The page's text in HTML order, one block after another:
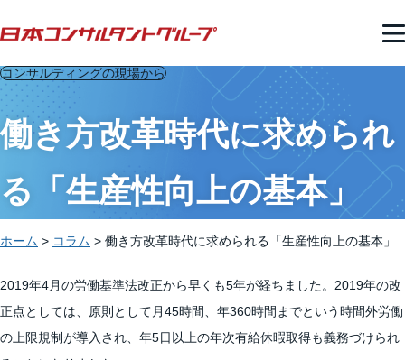
コンサルティングの現場から
働き方改革時代に求められ
る「生産性向上の基本」
ホーム > コラム > 働き方改革時代に求められる「生産性向上の基本」
2019年4月の労働基準法改正から早くも5年が経ちました。2019年の改
正点としては、原則として月45時間、年360時間までという時間外労働
の上限規制が導入され、年5日以上の年次有給休暇取得も義務づけられ